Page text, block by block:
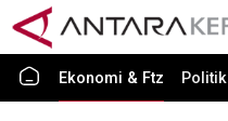
Ekonomi & Ftz Politik